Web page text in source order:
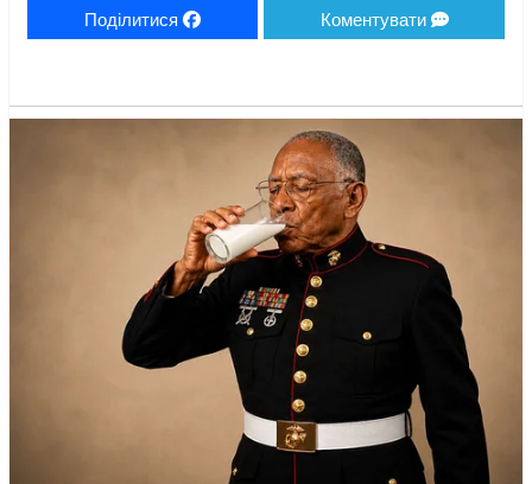
Поділитися Коментувати